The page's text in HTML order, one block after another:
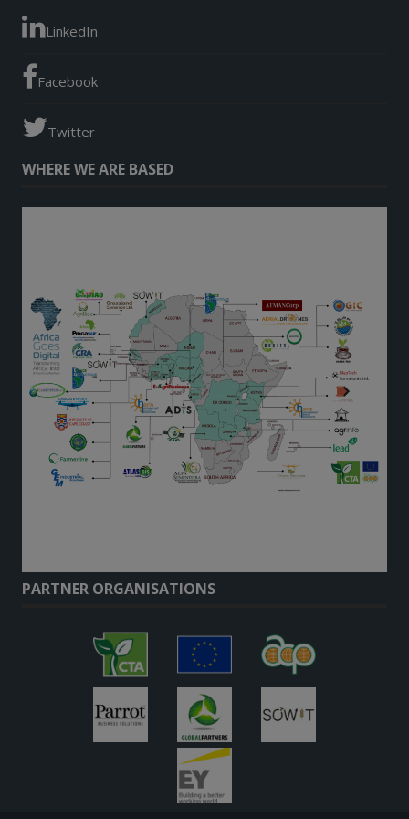
LinkedIn
Facebook
Twitter
WHERE WE ARE BASED
PARTNER ORGANISATIONS